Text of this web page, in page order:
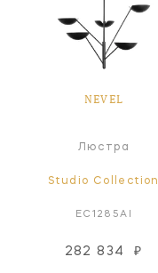
NEVEL
Люстра
Studio Collection
EC1285AI
282 834 ₽